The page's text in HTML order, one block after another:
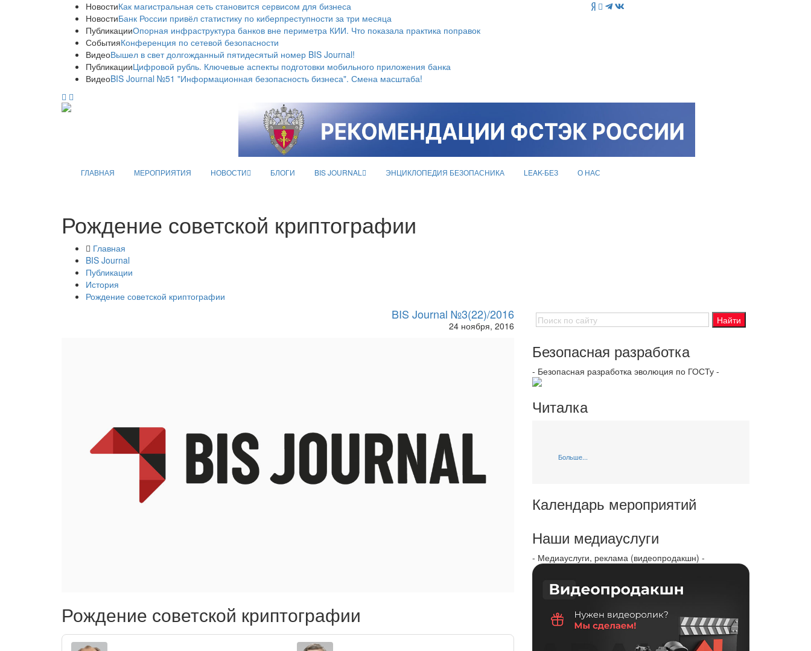
НовостиКак магистральная сеть становится сервисом для бизнеса
НовостиБанк России привёл статистику по киберпреступности за три месяца
ПубликацииОпорная инфраструктура банков вне периметра КИИ. Что показала практика поправок
СобытияКонференция по сетевой безопасности
ВидеоВышел в свет долгожданный пятидесятый номер BIS Journal!
ПубликацииЦифровой рубль. Ключевые аспекты подготовки мобильного приложения банка
ВидеоBIS Journal №51 "Информационная безопасность бизнеса". Смена масштаба!
ГЛАВНАЯ МЕРОПРИЯТИЯ НОВОСТИ БЛОГИ BIS JOURNAL ЭНЦИКЛОПЕДИЯ БЕЗОПАСНИКА LEAK-БЕЗ О НАС
Рождение советской криптографии
Главная
BIS Journal
Публикации
История
Рождение советской криптографии
BIS Journal №3(22)/2016
24 ноября, 2016
Рождение советской криптографии
Безопасная разработка
- Безопасная разработка эволюция по ГОСТу -
Читалка
Больше...
Календарь мероприятий
Наши медиауслуги
- Медиауслуги, реклама (видеопродакшн) -